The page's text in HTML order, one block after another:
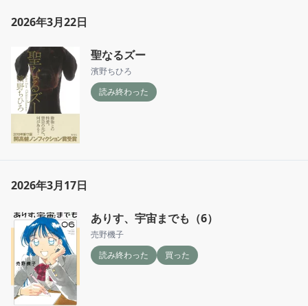
2026年3月22日
聖なるズー
濱野ちひろ
読み終わった
2026年3月17日
ありす、宇宙までも（6）
売野機子
読み終わった
買った